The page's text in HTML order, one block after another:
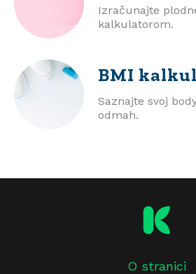
Izračunajte
kalkulatorom.
BMI
Saznajte svoj
odmah.
O stranici